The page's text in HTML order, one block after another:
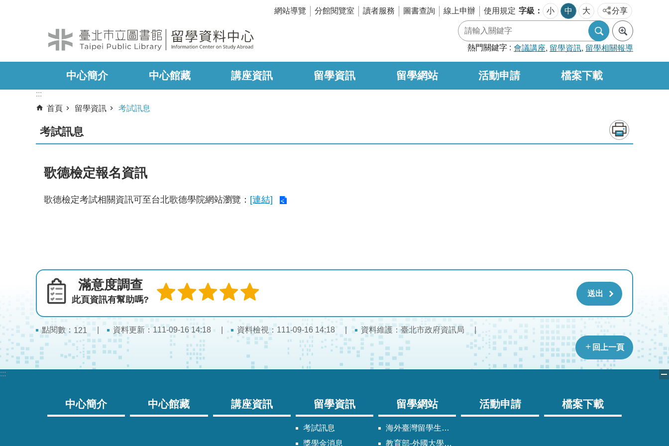
網站導覽 分館閱覽室 讀者服務 圖書查詢 線上申辦 使用規定 字級 小 中 大 分享
熱門關鍵字 會議講座 留學資訊 留學相關報導
中心簡介 中心館藏 講座資訊 留學資訊 留學網站 活動申請 檔案下載
:::
首頁
留學資訊 考試訊息
考試訊息
歌德檢定報名資訊
歌德檢定考試相關資訊可至台北歌德學院網站瀏覽： [連結]
滿意度調查
此頁資訊有幫助嗎?
點閱數： 121 資料更新：111-09-16 14:18 資料檢視：111-09-16 14:18 資料維護：臺北市政府資訊局
回上一頁
:::
中心簡介 中心館藏 講座資訊 留學資訊
考試訊息
獎學金消息
留學網站
海外臺灣留學生同學會
教育部-外國大學校院參考名冊專區
活動申請 檔案下載